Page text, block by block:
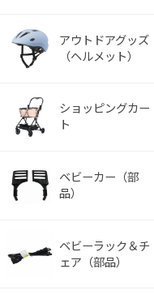
アウトドアグッズ
（ヘルメット）
ショッピングカー
ト
ベビーカー（部
品）
ベビーラック＆チ
ェア（部品）